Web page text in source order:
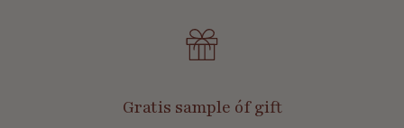
Gratis sample óf gift